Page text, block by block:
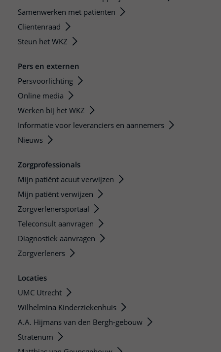
Samenwerken met patiënten
Clientenraad
Steun het WKZ
Pers en externen
Persvoorlichting
Online media
Werken bij het WKZ
Informatie voor leveranciers en aannemers
Nieuws
Zorgprofessionals
Mijn patiënt acuut verwijzen
Mijn patiënt verwijzen
Zorgverlenersportaal
Teleconsult aanvragen
Diagnostiek aanvragen
Zorgverleners
Locaties
UMC Utrecht
Wilhelmina Kinderziekenhuis
A.A. Hijmans van den Bergh-gebouw
Stratenum